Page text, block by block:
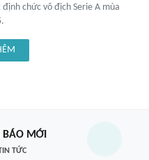
định chức vô địch Serie A mùa
MỚI
TỨC